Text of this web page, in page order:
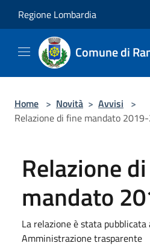
Regione Lombardia
Comune di
Home > Novità > Avvisi >
Relazione di fine mandato
Relazione
mandato
La relazione è stata pubblicata
Amministrazione trasparente